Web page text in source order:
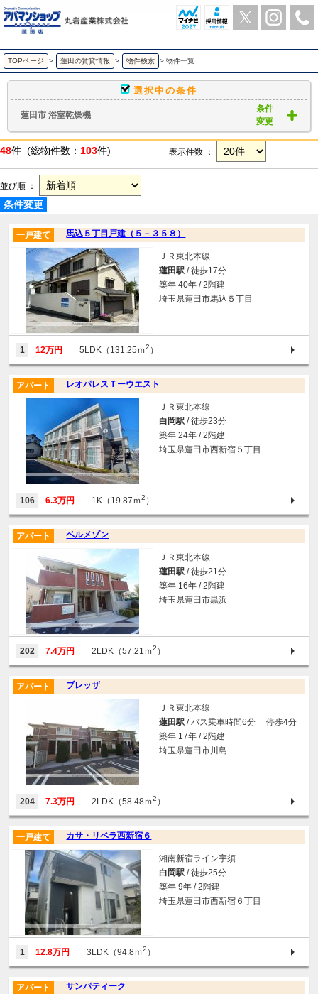
蓮田市 浴室乾燥機 ｜賃貸物件一覧｜ アパマンショップ蓮田店-丸岩産業株式会社-
TOPページ > 蓮田の賃貸情報 > 物件検索 > 物件一覧
選択中の条件
蓮田市 浴室乾燥機
条件
変更
48件 (総物件数： 103件) 表示件数 ：
並び順 ：
条件変更
馬込５丁目戸建（５－３５８）
一戸建て
ＪＲ東北本線
蓮田駅 / 徒歩17分
築年 40年 / 2階建
埼玉県蓮田市馬込５丁目
1 12万円 5LDK（131.25ｍ2 ）
レオパレスＴーウエスト
アパート
ＪＲ東北本線
白岡駅 / 徒歩23分
築年 24年 / 2階建
埼玉県蓮田市西新宿５丁目
106 6.3万円 1K（19.87ｍ2 ）
ベルメゾン
アパート
ＪＲ東北本線
蓮田駅 / 徒歩21分
築年 16年 / 2階建
埼玉県蓮田市黒浜
202 7.4万円 2LDK（57.21ｍ2 ）
ブレッザ
アパート
ＪＲ東北本線
蓮田駅 / バス乗車時間6分 停歩4分
築年 17年 / 2階建
埼玉県蓮田市川島
204 7.3万円 2LDK（58.48ｍ2 ）
カサ・リベラ西新宿６
一戸建て
湘南新宿ライン宇須
白岡駅 / 徒歩25分
築年 9年 / 2階建
埼玉県蓮田市西新宿６丁目
1 12.8万円 3LDK（94.8ｍ2 ）
サンパティーク
アパート